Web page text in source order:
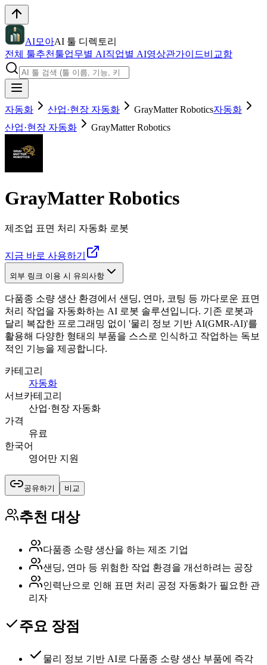
AI모아AI 툴 디렉토리
전체 툴추천툴업무별 AI직업별 AI영상관가이드비교함
자동화 산업·현장 자동화 GrayMatter Robotics자동화
산업·현장 자동화
GrayMatter Robotics
GrayMatter Robotics
제조업 표면 처리 자동화 로봇
지금 바로 사용하기
외부 링크 이용 시 유의사항
다품종 소량 생산 환경에서 샌딩, 연마, 코팅 등 까다로운 표면
처리 작업을 자동화하는 AI 로봇 솔루션입니다. 기존 로봇과
달리 복잡한 프로그래밍 없이 '물리 정보 기반 AI(GMR-AI)'를
활용해 다양한 형태의 부품을 스스로 인식하고 작업하는 독보
적인 기능을 제공합니다.
카테고리
자동화
서브카테고리
산업·현장 자동화
가격
유료
한국어
영어만 지원
공유하기 비교
추천 대상
다품종 소량 생산을 하는 제조 기업
샌딩, 연마 등 위험한 작업 환경을 개선하려는 공장
인력난으로 인해 표면 처리 공정 자동화가 필요한 관
리자
주요 장점
물리 정보 기반 AI로 다품종 소량 생산 부품에 즉각